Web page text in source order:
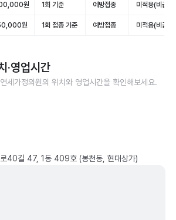
원 1회 기준 예방접종 미적용(비급여)
원 1회 접종 기준 예방접종 미적용(비급여)
·영업시간
연세가정의원의 위치와 영업시간을 확인해보세요.
로40길 47, 1동 409호 (봉천동, 현대상가)